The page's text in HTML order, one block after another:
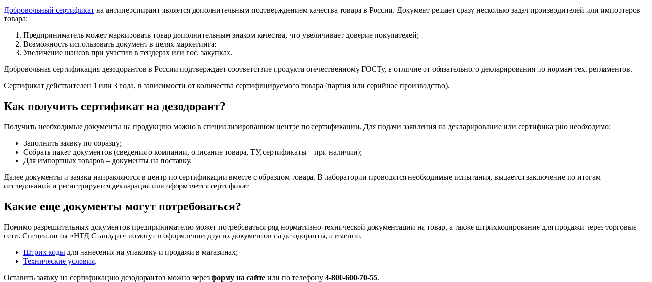
Добровольный сертификат на антиперспирант является дополнительным подтверждением качества товара в России. Документ решает сразу несколько задач производителей или импортеров
товара:
Предприниматель может маркировать товар дополнительным знаком качества, что увеличивает доверие покупателей;
Возможность использовать документ в целях маркетинга;
Увеличение шансов при участии в тендерах или гос. закупках.
Добровольная сертификация дезодорантов в России подтверждает соответствие продукта отечественному ГОСТу, в отличие от обязательного декларирования по нормам тех. регламентов.
Сертификат действителен 1 или 3 года, в зависимости от количества сертифицируемого товара (партия или серийное производство).
Как получить сертификат на дезодорант?
Получить необходимые документы на продукцию можно в специализированном центре по сертификации. Для подачи заявления на декларирование или сертификацию необходимо:
Заполнить заявку по образцу;
Собрать пакет документов (сведения о компании, описание товара, ТУ, сертификаты – при наличии);
Для импортных товаров – документы на поставку.
Далее документы и заявка направляются в центр по сертификации вместе с образцом товара. В лаборатории проводятся необходимые испытания, выдается заключение по итогам
исследований и регистрируется декларация или оформляется сертификат.
Какие еще документы могут потребоваться?
Помимо разрешительных документов предпринимателю может потребоваться ряд нормативно-технической документации на товар, а также штрихкодирование для продажи через торговые
сети. Специалисты «НТД Стандарт» помогут в оформлении других документов на дезодоранты, а именно:
Штрих коды для нанесения на упаковку и продажи в магазинах;
Технические условия.
Оставить заявку на сертификацию дезодорантов можно через форму на сайте или по телефону 8-800-600-70-55.